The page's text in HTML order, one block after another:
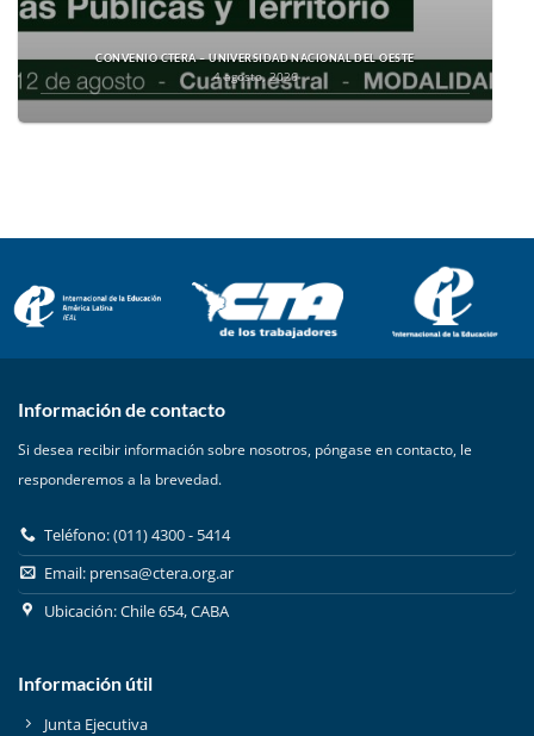
CONVENIO CTERA – UNIVERSIDAD NACIONAL DEL OESTE
4 agosto, 2026
Información de contacto
Si desea recibir información sobre nosotros, póngase en contacto, le
responderemos a la brevedad.
Teléfono: (011) 4300 - 5414
Email: prensa@ctera.org.ar
Ubicación: Chile 654, CABA
Información útil
Junta Ejecutiva